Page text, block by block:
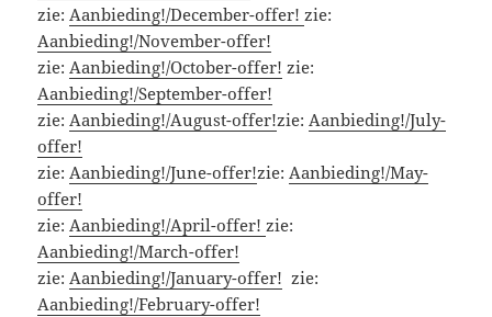
zie: Aanbieding!/December-offer!zie:
Aanbieding!/November-offer!
zie: Aanbieding!/October-offer! zie:
Aanbieding!/September-offer!
zie: Aanbieding!/August-offer!zie: Aanbieding!/July-
offer!
zie: Aanbieding!/June-offer!zie: Aanbieding!/May-
offer!
zie: Aanbieding!/April-offer!zie:
Aanbieding!/March-offer!
zie: Aanbieding!/January-offer! zie:
Aanbieding!/February-offer!